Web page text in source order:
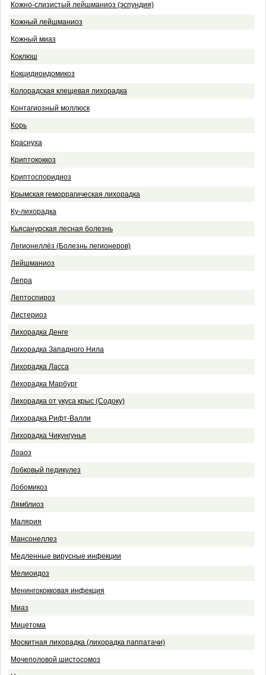
Кожно-слизистый лейшманиоз (эспундия)
Кожный лейшманиоз
Кожный миаз
Коклюш
Кокцидиоидомикоз
Колорадская клещевая лихорадка
Контагиозный моллюск
Корь
Краснуха
Криптококкоз
Криптоспоридиоз
Крымская геморрагическая лихорадка
Ку-лихорадка
Кьясанурская лесная болезнь
Легионеллёз (Болезнь легионеров)
Лейшманиоз
Лепра
Лептоспироз
Листериоз
Лихорадка Денге
Лихорадка Западного Нила
Лихорадка Ласса
Лихорадка Марбург
Лихорадка от укуса крыс (Содоку)
Лихорадка Рифт-Валли
Лихорадка Чикунгунья
Лоаоз
Лобковый педикулез
Лобомикоз
Лямблиоз
Малярия
Мансонеллез
Медленные вирусные инфекции
Мелиоидоз
Менингококковая инфекция
Миаз
Мицетома
Москитная лихорадка (лихорадка паппатачи)
Мочеполовой шистосомоз